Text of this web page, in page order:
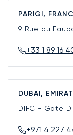
PARIGI,
9 Rue du
+33 1 89 16
DUBAI,
DIFC - Gate
+971 4 227